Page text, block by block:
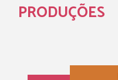
PRODUÇÕES